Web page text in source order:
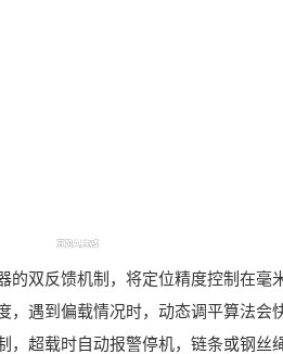
双反馈机制，将定位精度控制在毫
，遇到偏载情况时，动态调平算法会
，超载时自动报警停机，链条或钢丝